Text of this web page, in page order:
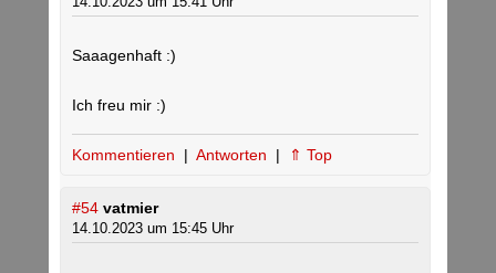
Saaagenhaft :)
Ich freu mir :)
Kommentieren | Antworten | ⇑ Top
#54 vatmier
14.10.2023 um 15:45 Uhr